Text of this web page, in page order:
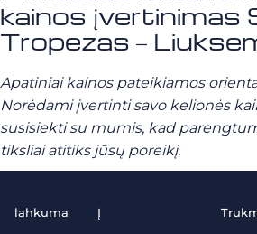
kainos įvertinimas
Tropezas –
Apatiniai kainos pateikiamos
Norėdami įvertinti savo kelionės
susisiekti su mumis, kad
tiksliai atitiks jūsų poreikį.
lahkuma Į